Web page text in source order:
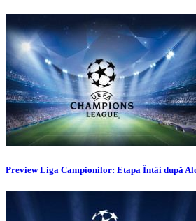
Preview Liga Campionilor: Etapa Întâi după